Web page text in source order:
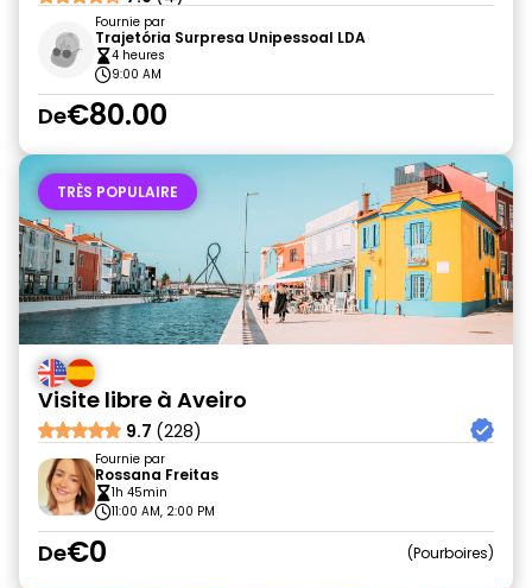
Fournie par
Trajetória Surpresa Unipessoal LDA
4 heures
9:00 AM
De€80.00
TRÈS POPULAIRE
Visite libre à Aveiro
9.7 (228)
Fournie par
Rossana Freitas
1h 45min
11:00 AM, 2:00 PM
De€0 Pourboires